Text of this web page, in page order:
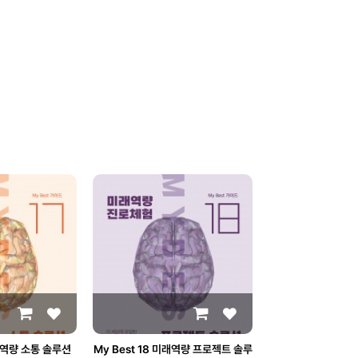
량 소통 솔루션 My Best 18 미래역량 프로젝트 솔루